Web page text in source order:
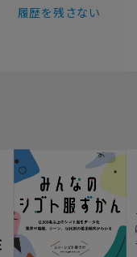
履歴を残さない